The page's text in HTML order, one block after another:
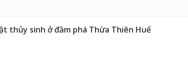
thủy sinh ở đầm phá Thừa Thiên Huế